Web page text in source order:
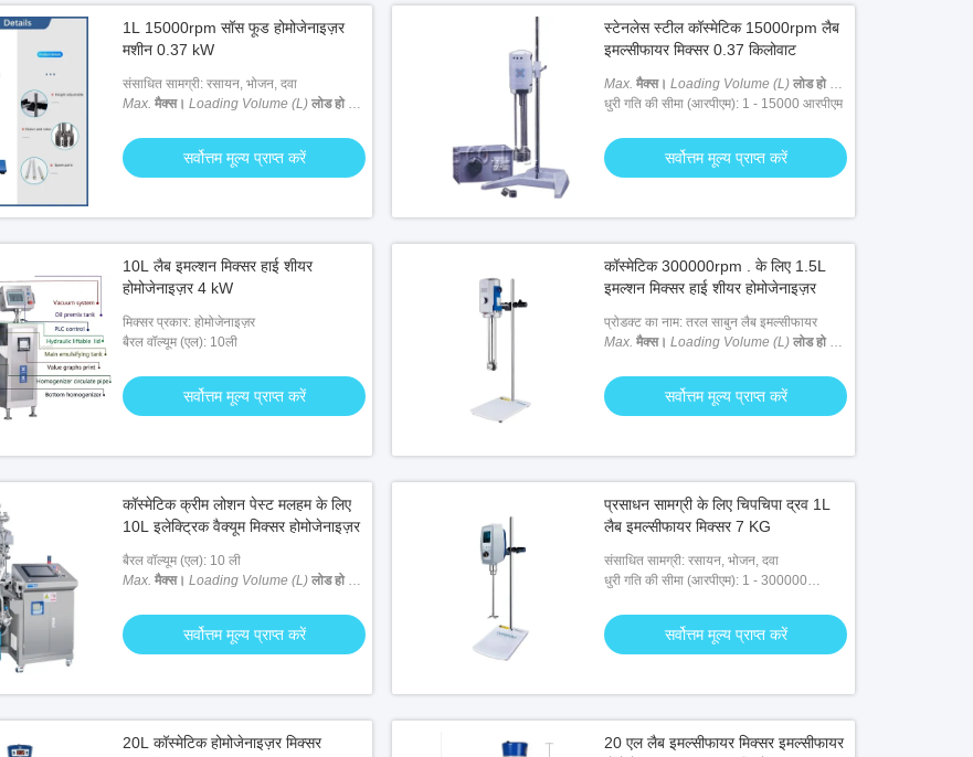
1L 15000rpm सॉस फूड होमोजेनाइज़र
मशीन 0.37 kW
संसाधित सामग्री: रसायन, भोजन, दवा
Max. मैक्स। Loading Volume (L) लोड हो रहा
सर्वोत्तम मूल्य प्राप्त करें
स्टेनलेस स्टील कॉस्मेटिक 15000rpm लैब
इमल्सीफायर मिक्सर 0.37 किलोवाट
Max. मैक्स। Loading Volume (L) लोड हो रहा
है वॉल्यूम (एल): 1 ली
धुरी गति की सीमा (आरपीएम): 1 - 15000 आरपीएम
सर्वोत्तम मूल्य प्राप्त करें
10L लैब इमल्शन मिक्सर हाई शीयर
होमोजेनाइज़र 4 kW
मिक्सर प्रकार: होमोजेनाइज़र
बैरल वॉल्यूम (एल): 10ली
सर्वोत्तम मूल्य प्राप्त करें
कॉस्मेटिक 300000rpm . के लिए 1.5L
इमल्शन मिक्सर हाई शीयर होमोजेनाइज़र
प्रोडक्ट का नाम: तरल साबुन लैब इमल्सीफायर
Max. मैक्स। Loading Volume (L) लोड हो रहा
सर्वोत्तम मूल्य प्राप्त करें
कॉस्मेटिक क्रीम लोशन पेस्ट मलहम के लिए
10L इलेक्ट्रिक वैक्यूम मिक्सर होमोजेनाइज़र
बैरल वॉल्यूम (एल): 10 ली
Max. मैक्स। Loading Volume (L) लोड हो रहा
सर्वोत्तम मूल्य प्राप्त करें
प्रसाधन सामग्री के लिए चिपचिपा द्रव 1L
लैब इमल्सीफायर मिक्सर 7 KG
संसाधित सामग्री: रसायन, भोजन, दवा
धुरी गति की सीमा (आरपीएम): 1 - 300000
सर्वोत्तम मूल्य प्राप्त करें
20L कॉस्मेटिक होमोजेनाइज़र मिक्सर
20 एल लैब इमल्सीफायर मिक्सर इमल्सीफायर